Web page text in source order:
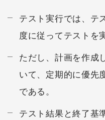
テスト実行では、テ
度に従ってテストを
ただし、計画を作成
いて、定期的に優先
である。
テスト結果と終了基